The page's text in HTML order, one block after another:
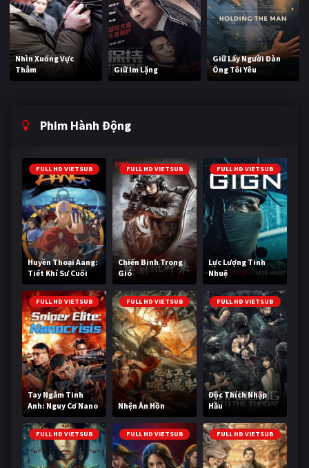
Nhìn Xuống Vực
Thẳm
Giữ Im Lặng
Giữ Lấy Người Đàn
Ông Tôi Yêu
Phim Hành Động
FULL HD VIETSUB
Huyền Thoại Aang:
Tiết Khí Sư Cuối
Cùng
FULL HD VIETSUB
Chiến Binh Trong
Gió
FULL HD VIETSUB
Lực Lượng Tinh
Nhuệ
FULL HD VIETSUB
Tay Ngắm Tinh
Anh: Nguy Cơ Nano
FULL HD VIETSUB
Nhện Ăn Hồn
FULL HD VIETSUB
Độc Thích Nhập
Hầu
FULL HD VIETSUB FULL HD VIETSUB FULL HD VIETSUB